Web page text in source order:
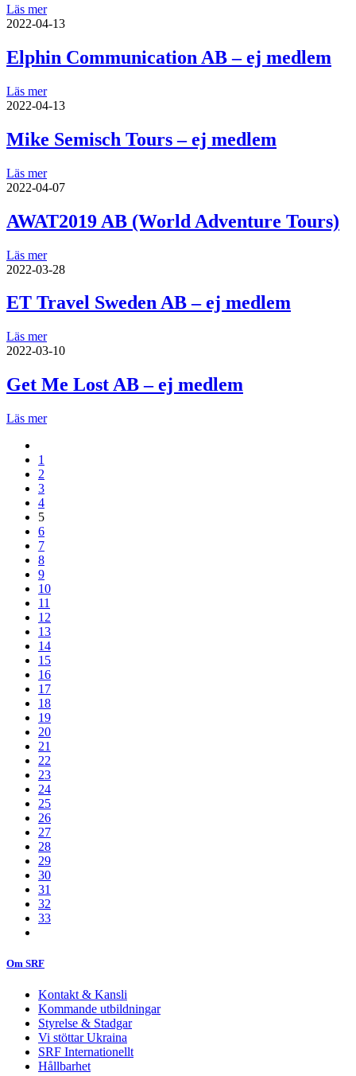
Läs mer
2022-04-13
Elphin Communication AB – ej medlem
Läs mer
2022-04-13
Mike Semisch Tours – ej medlem
Läs mer
2022-04-07
AWAT2019 AB (World Adventure Tours)
Läs mer
2022-03-28
ET Travel Sweden AB – ej medlem
Läs mer
2022-03-10
Get Me Lost AB – ej medlem
Läs mer
1
2
3
4
5
6
7
8
9
10
11
12
13
14
15
16
17
18
19
20
21
22
23
24
25
26
27
28
29
30
31
32
33
Om SRF
Kontakt & Kansli
Kommande utbildningar
Styrelse & Stadgar
Vi stöttar Ukraina
SRF Internationellt
Hållbarhet